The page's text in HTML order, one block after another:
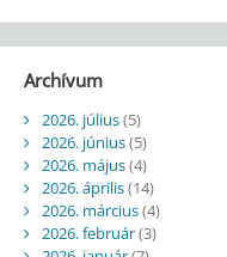
Archívum
2026. július(5)
2026. június(5)
2026. május(4)
2026. április(14)
2026. március(4)
2026. február(3)